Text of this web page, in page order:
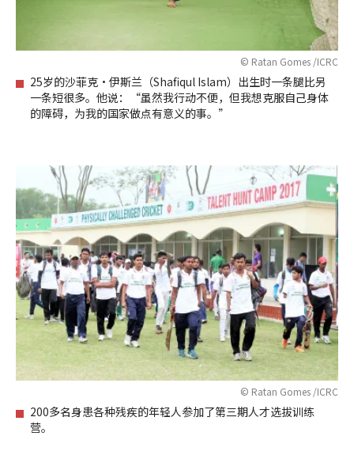
© Ratan Gomes /ICRC
25岁的沙菲克·伊斯兰（Shafiqul Islam）出生时一条腿比另
一条短很多。他说：“虽然我行动不便，但我想克服自己身体
的障碍，为我的国家做点有意义的事。”
© Ratan Gomes /ICRC
200多名身患各种残疾的年轻人参加了第三期人才选拔训练
营。